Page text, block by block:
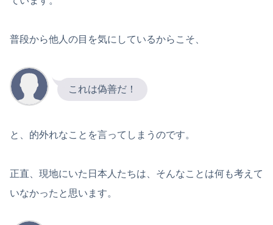
普段から他人の目を気にしているからこそ、
これは偽善だ！
と、的外れなことを言ってしまうのです。
正直、現地にいた日本人たちは、そんなことは何も考えて
いなかったと思います。